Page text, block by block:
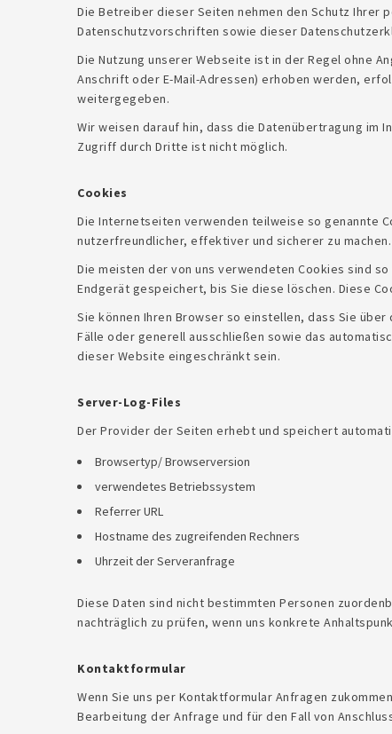
Die Betreiber dieser Seiten nehmen den Schutz Ihrer
Datenschutzvorschriften sowie dieser
Die Nutzung unserer Webseite ist in der Regel ohne
Anschrift oder E-Mail-Adressen) erhoben werden,
weitergegeben.
Wir weisen darauf hin, dass die Datenübertragung im
Zugriff durch Dritte ist nicht möglich.
Cookies
Die Internetseiten verwenden teilweise so genannte
nutzerfreundlicher, effektiver und sicherer zu
Die meisten der von uns verwendeten Cookies sind
Endgerät gespeichert, bis Sie diese löschen. Diese
Sie können Ihren Browser so einstellen, dass Sie
Fälle oder generell ausschließen sowie das
dieser Website eingeschränkt sein.
Server-Log-Files
Der Provider der Seiten erhebt und speichert
Browsertyp/ Browserversion
verwendetes Betriebssystem
Referrer URL
Hostname des zugreifenden Rechners
Uhrzeit der Serveranfrage
Diese Daten sind nicht bestimmten Personen
nachträglich zu prüfen, wenn uns konkrete
Kontaktformular
Wenn Sie uns per Kontaktformular Anfragen
Bearbeitung der Anfrage und für den Fall von